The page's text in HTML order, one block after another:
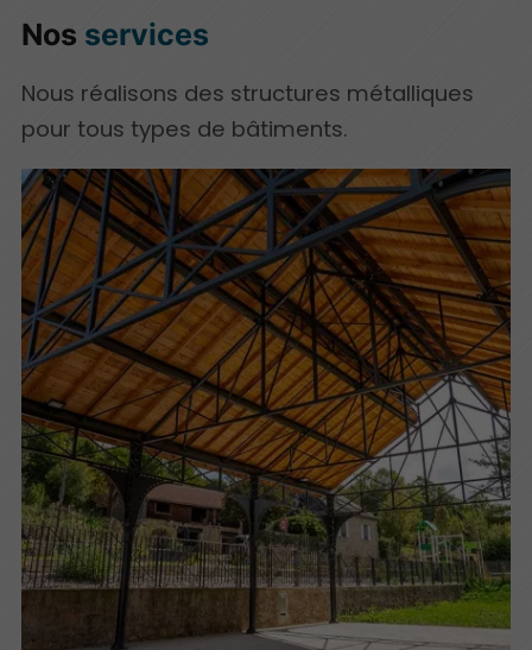
Nos services
Nous réalisons des structures métalliques
pour tous types de bâtiments.